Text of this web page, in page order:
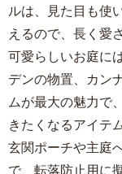
ルは、見た目も使
えるので、長く愛
可愛らしいお庭に
デンの物置、カン
ムが最大の魅力で
きたくなるアイテ
玄関ポーチや主庭
で、転落防止用に